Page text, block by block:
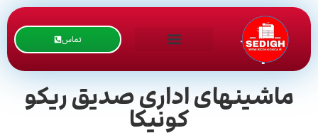
تماس
ماشینهای اداری صدیق ریکو
کونیکا